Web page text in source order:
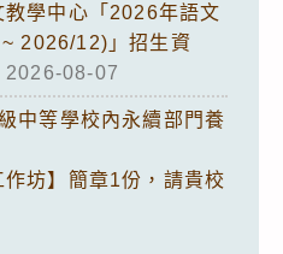
教學中心「2026年語文
2026/12)」招生資
2026-08-07
中等學校內永續部門養
坊】簡章1份，請貴校